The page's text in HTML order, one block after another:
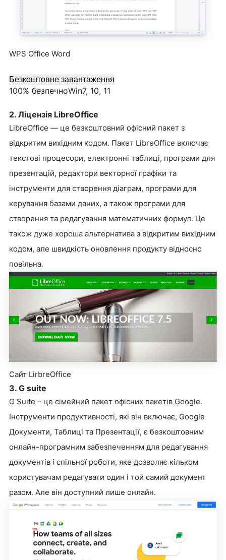
WPS Office Word
Безкоштовне завантаження
100% безпечноWin7, 10, 11
2. Ліцензія LibreOffice
LibreOffice — це безкоштовний офісний пакет з
відкритим вихідним кодом. Пакет LibreOffice включає
текстові процесори, електронні таблиці, програми для
презентацій, редактори векторної графіки та
інструменти для створення діаграм, програми для
керування базами даних, а також програми для
створення та редагування математичних формул. Це
також дуже хороша альтернатива з відкритим вихідним
кодом, але швидкість оновлення продукту відносно
повільна.
Сайт LirbreOffice
3. G suite
G Suite – це сімейний пакет офісних пакетів Google.
Інструменти продуктивності, які він включає, Google
Документи, Таблиці та Презентації, є безкоштовним
онлайн-програмним забезпеченням для редагування
документів і спільної роботи, яке дозволяє кільком
користувачам редагувати один і той самий документ
разом. Але він доступний лише онлайн.